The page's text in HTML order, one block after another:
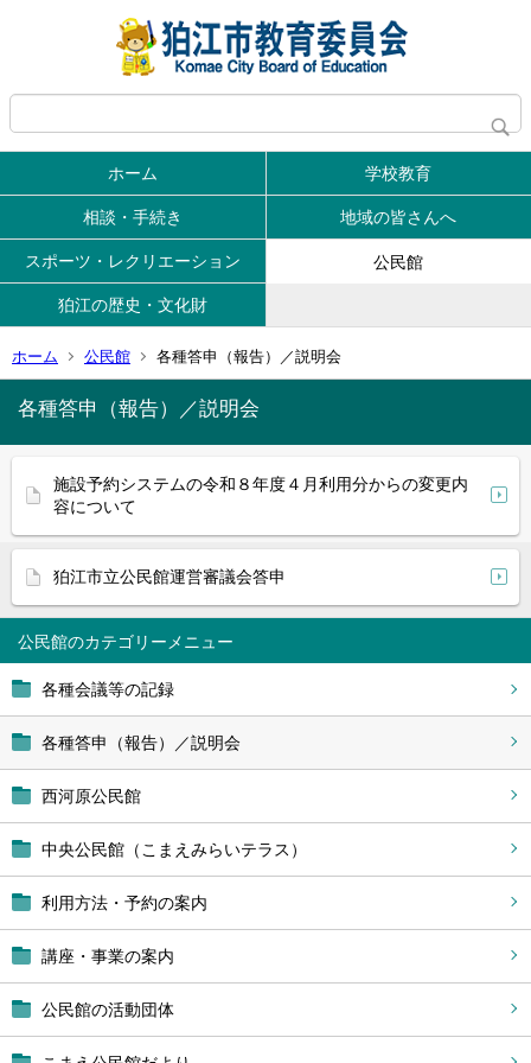
ホーム 学校教育
相談・手続き 地域の皆さんへ
スポーツ・レクリエーション 公民館
狛江の歴史・文化財
ホーム 公民館 各種答申（報告）／説明会
公民館
各種会議等の記録
各種答申（報告）／説明会
西河原公民館
中央公民館（こまえみらいテラス）
利用方法・予約の案内
講座・事業の案内
公民館の活動団体
各種答申（報告）／説明会
施設予約システムの令和８年度４月利用分からの変更内
容について
狛江市立公民館運営審議会答申